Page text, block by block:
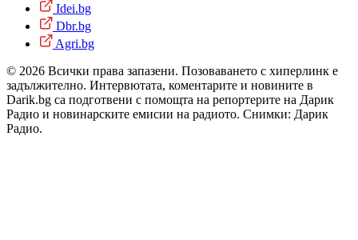
Idei.bg
Dbr.bg
Agri.bg
© 2026 Всички права запазени. Позоваването с хиперлинк е
задължително. Интервютата, коментарите и новините в
Darik.bg са подготвени с помощта на репортерите на Дарик
Радио и новинарските емисии на радиото. Снимки: Дарик
Радио.